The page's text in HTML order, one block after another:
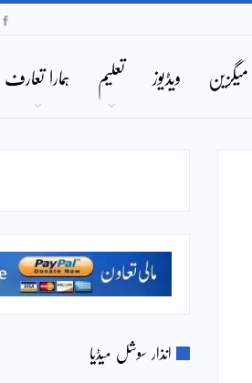
میگزین ویڈیوز تعلیم ہمارا تعارف
انذار سوشل میڈیا